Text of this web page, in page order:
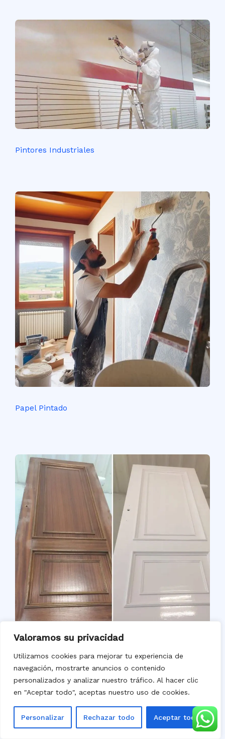
Valoramos su privacidad
Utilizamos cookies para mejorar tu experiencia de
navegación, mostrarte anuncios o contenido
personalizados y analizar nuestro tráfico. Al hacer clic
en "Aceptar todo", aceptas nuestro uso de cookies.
Personalizar Rechazar todo Aceptar todo
Pintores Industriales
Papel Pintado
Lacado de Puertas
PEDIR PRESUPUESTO GRATIS